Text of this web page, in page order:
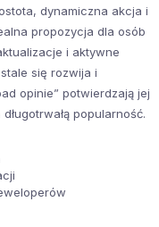
dynamiczna akcja i
propozycja dla osób
i aktywne
się rozwija i
opinie” potwierdzają jej
popularność.